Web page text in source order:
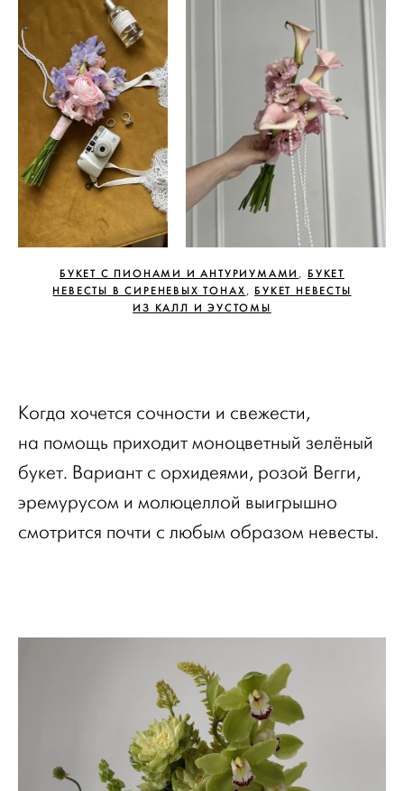
БУКЕТ С ПИОНАМИ И АНТУРИУМАМИ , БУКЕТ
НЕВЕСТЫ В СИРЕНЕВЫХ ТОНАХ , БУКЕТ НЕВЕСТЫ
ИЗ КАЛЛ И ЭУСТОМЫ
Когда хочется сочности и свежести,
на помощь приходит моноцветный зелёный
букет. Вариант с орхидеями, розой Вегги,
эремурусом и молюцеллой выигрышно
смотрится почти с любым образом невесты.